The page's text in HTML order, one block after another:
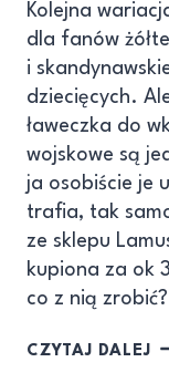
Kolejna
dla fanów
i
dziecięcych.
ławeczka do
wojskowe są
ja osobiście je
trafia, tak
ze sklepu
kupiona za ok
co z nią
CZYTAJ DALEJ